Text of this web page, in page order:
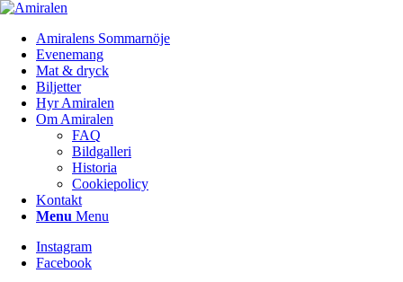
Amiralens Sommarnöje
Evenemang
Mat & dryck
Biljetter
Hyr Amiralen
Om Amiralen
FAQ
Bildgalleri
Historia
Cookiepolicy
Kontakt
Menu Menu
Instagram
Facebook